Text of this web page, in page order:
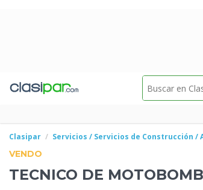
Clasipar Servicios / Servicios de Construcción /
VENDO
TECNICO DE